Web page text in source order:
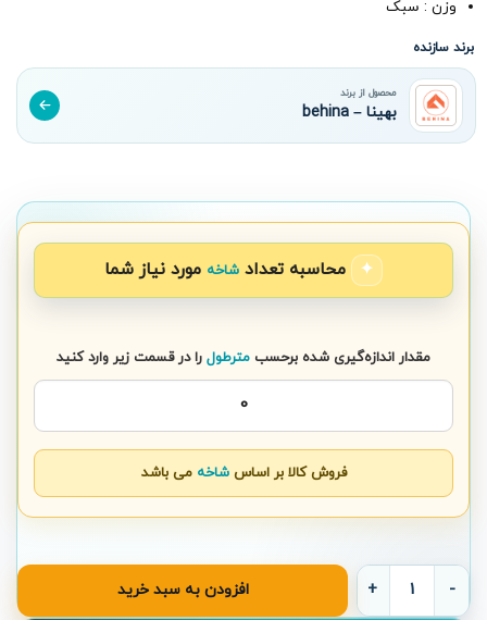
وزن : سبک
برند سازنده
محصول از برند
بهینا – behina
محاسبه تعداد شاخه مورد نیاز شما
مقدار اندازه‌گیری شده برحسب مترطول را در قسمت زیر وارد کنید
فروش کالا بر اساسشاخهمی باشد
دیوارپوش لوور پلی استایرن بهینا کد L13-37 عدد
افزودن به سبد خرید